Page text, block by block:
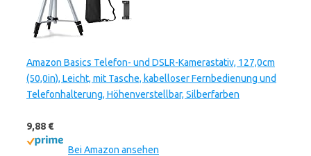
Amazon Basics Telefon- und DSLR-Kamerastativ, 127,0cm
(50,0in), Leicht, mit Tasche, kabelloser Fernbedienung und
Telefonhalterung, Höhenverstellbar, Silberfarben
9,88 €
Bei Amazon ansehen